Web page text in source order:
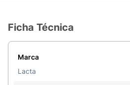
Ficha Técnica
Marca
Lacta